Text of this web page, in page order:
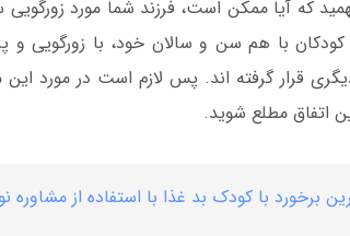
که آیا ممکن است، فرزند شما مورد زورگویی
کودکان با هم سن و سالان خود، با زورگویی
قرار گرفته اند. پس لازم است در مورد
اتفاق مطلع شوید.
برخورد با کودک بد غذا با استفاده از مشاوره